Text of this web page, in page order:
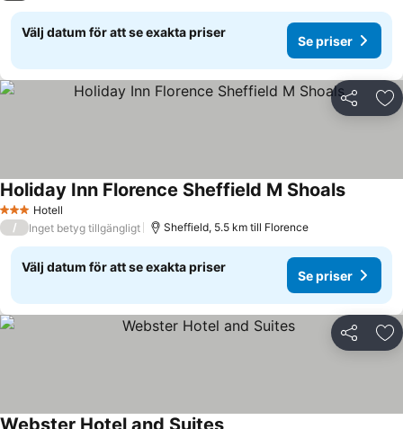
Välj datum för att se exakta priser
Se priser
Dela
3 StjärnorHotell
Holiday Inn Florence Sheffield M Shoals
/ Inget betyg tillgängligt Sheffield, 5.5 km till Florence
Välj datum för att se exakta priser
Se priser
Dela
Webster Hotel and Suites